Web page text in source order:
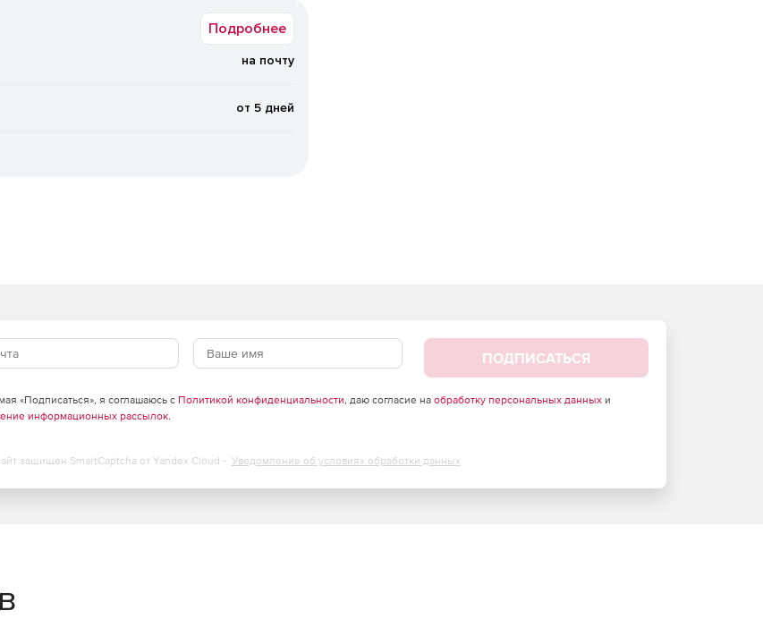
Подробнее
на почту
от 5 дней
ПОДПИСАТЬСЯ
«Подписаться», я соглашаюсь с Политикой конфиденциальности, даю согласие на обработку персональных данныхи
информационных рассылок.
защищен SmartCaptcha от Yandex Cloud - Уведомление об условиях обработки данных